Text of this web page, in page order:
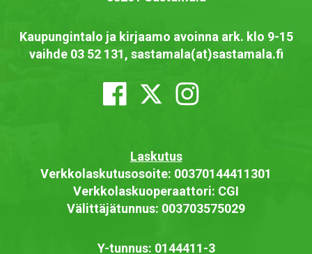
Kaupungintalo ja kirjaamo avoinna ark. klo 9-15
vaihde 03 52 131, sastamala(at)sastamala.fi
Laskutus
Verkkolaskutusosoite: 00370144411301
Verkkolaskuoperaattori: CGI
Välittäjätunnus: 003703575029
Y-tunnus: 0144411-3